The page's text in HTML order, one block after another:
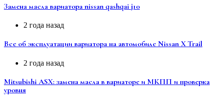
Замена масла вариатора nissan qashqai j10
2 года назад
Все об эксплуатации вариатора на автомобиле Nissan X Trail
2 года назад
Mitsubishi ASX: замена масла в вариаторе и МКПП и проверка
уровня